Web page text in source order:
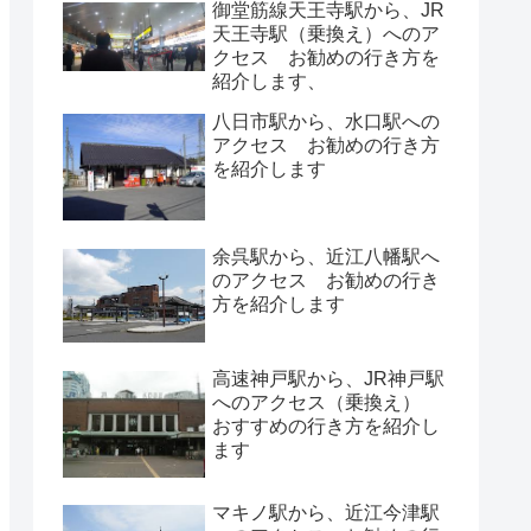
御堂筋線天王寺駅から、JR
天王寺駅（乗換え）へのア
クセス お勧めの行き方を
紹介します、
八日市駅から、水口駅への
アクセス お勧めの行き方
を紹介します
余呉駅から、近江八幡駅へ
のアクセス お勧めの行き
方を紹介します
高速神戸駅から、JR神戸駅
へのアクセス（乗換え）
おすすめの行き方を紹介し
ます
マキノ駅から、近江今津駅